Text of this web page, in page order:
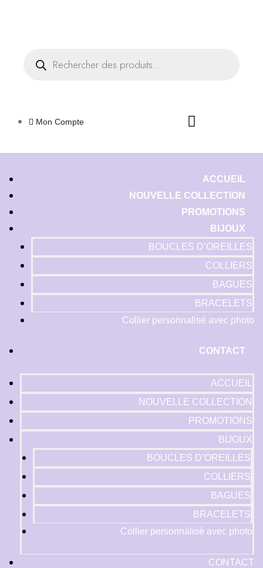
Mon Compte
ACCUEIL
NOUVELLE COLLECTION
PROMOTIONS
BIJOUX
BOUCLES D’OREILLES
COLLIERS
BAGUES
BRACELETS
Collier personnalisé avec photo
CONTACT
ACCUEIL
NOUVELLE COLLECTION
PROMOTIONS
BIJOUX
BOUCLES D’OREILLES
COLLIERS
BAGUES
BRACELETS
Collier personnalisé avec photo
CONTACT